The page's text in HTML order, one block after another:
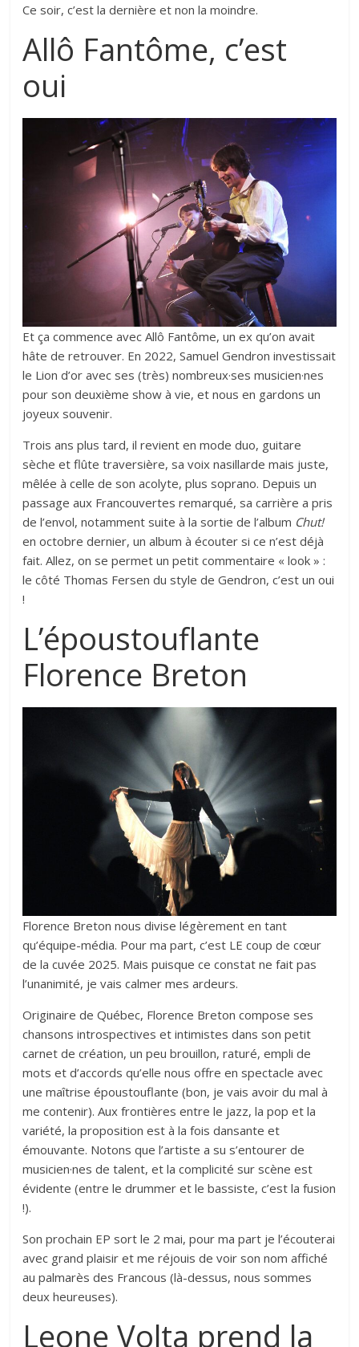
Ce soir, c’est la dernière et non la moindre.
Allô Fantôme, c’est
oui
Et ça commence avec Allô Fantôme, un ex qu’on avait
hâte de retrouver. En 2022, Samuel Gendron investissait
le Lion d’or avec ses (très) nombreux·ses musicien·nes
pour son deuxième show à vie, et nous en gardons un
joyeux souvenir.
Trois ans plus tard, il revient en mode duo, guitare
sèche et flûte traversière, sa voix nasillarde mais juste,
mêlée à celle de son acolyte, plus soprano. Depuis un
passage aux Francouvertes remarqué, sa carrière a pris
de l’envol, notamment suite à la sortie de l’album Chut!
en octobre dernier, un album à écouter si ce n’est déjà
fait. Allez, on se permet un petit commentaire « look » :
le côté Thomas Fersen du style de Gendron, c’est un oui
!
L’époustouflante
Florence Breton
Florence Breton nous divise légèrement en tant
qu’équipe-média. Pour ma part, c’est LE coup de cœur
de la cuvée 2025. Mais puisque ce constat ne fait pas
l’unanimité, je vais calmer mes ardeurs.
Originaire de Québec, Florence Breton compose ses
chansons introspectives et intimistes dans son petit
carnet de création, un peu brouillon, raturé, empli de
mots et d’accords qu’elle nous offre en spectacle avec
une maîtrise époustouflante (bon, je vais avoir du mal à
me contenir). Aux frontières entre le jazz, la pop et la
variété, la proposition est à la fois dansante et
émouvante. Notons que l’artiste a su s’entourer de
musicien·nes de talent, et la complicité sur scène est
évidente (entre le drummer et le bassiste, c’est la fusion
!).
Son prochain EP sort le 2 mai, pour ma part je l’écouterai
avec grand plaisir et me réjouis de voir son nom affiché
au palmarès des Francous (là-dessus, nous sommes
deux heureuses).
Leone Volta prend la